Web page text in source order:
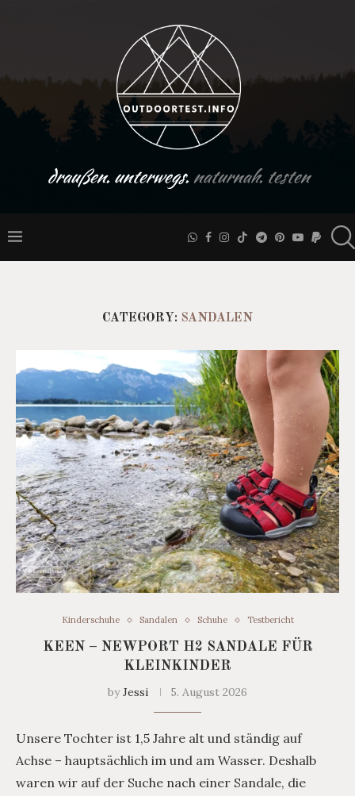
draußen. unterwegs.naturnah. testen
CATEGORY: SANDALEN
Kinderschuhe Sandalen Schuhe Testbericht
KEEN – NEWPORT H2 SANDALE FÜR
KLEINKINDER
byJessi 5. August 2026
Unsere Tochter ist 1,5 Jahre alt und ständig auf
Achse – hauptsächlich im und am Wasser. Deshalb
waren wir auf der Suche nach einer Sandale, die